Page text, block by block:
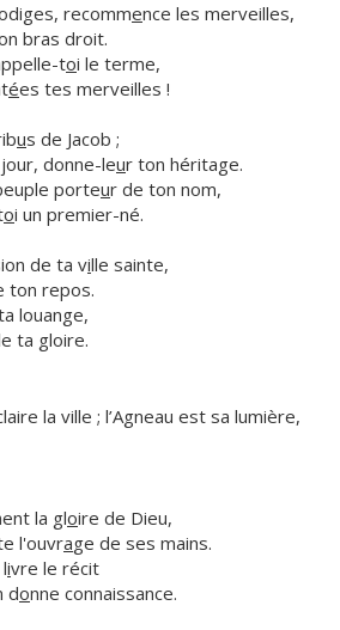
recommence les merveilles,
bras droit.
toi le terme,
ées tes merveilles !
us de Jacob ;
donne-leur ton héritage.
porteur de ton nom,
oi un premier-né.
de ta ville sainte,
ton repos.
louange,
ta gloire.
la ville ; l’Agneau est sa lumière,
la gloire de Dieu,
l'ouvrage de ses mains.
ivre le récit
donne connaissance.